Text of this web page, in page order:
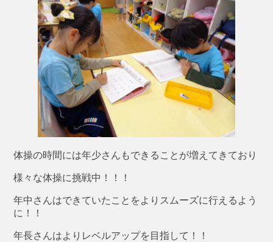
体操の時間には年少さんもできることが増えてきており
様々な体操に挑戦中！！！
年中さんはできていたことをよりスムーズに行えるよう
に！！
年長さんはよりレベルアップを目指して！！